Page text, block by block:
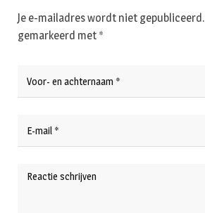
Je e-mailadres wordt niet gepubliceerd.
gemarkeerd met *